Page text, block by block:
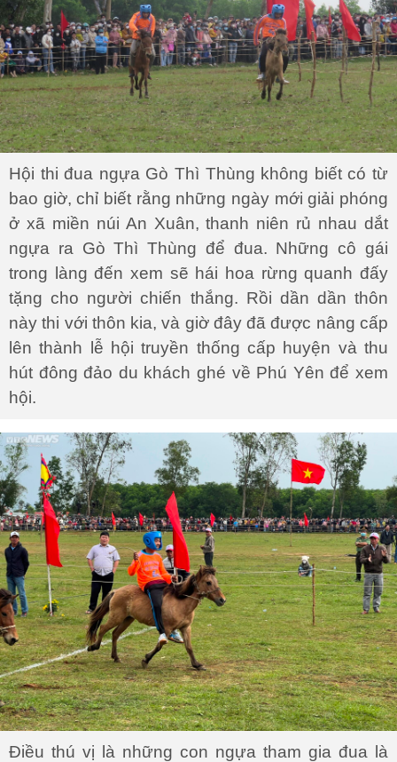
Hội thi đua ngựa Gò Thì Thùng không biết có từ
bao giờ, chỉ biết rằng những ngày mới giải phóng
ở xã miền núi An Xuân, thanh niên rủ nhau dắt
ngựa ra Gò Thì Thùng để đua. Những cô gái
trong làng đến xem sẽ hái hoa rừng quanh đấy
tặng cho người chiến thắng. Rồi dần dần thôn
này thi với thôn kia, và giờ đây đã được nâng cấp
lên thành lễ hội truyền thống cấp huyện và thu
hút đông đảo du khách ghé về Phú Yên để xem
hội.
Điều thú vị là những con ngựa tham gia đua là